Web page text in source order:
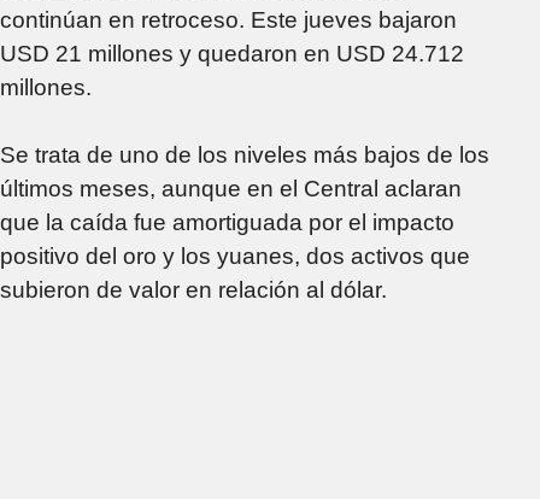
continúan en retroceso. Este jueves bajaron
USD 21 millones y quedaron en USD 24.712
millones.
Se trata de uno de los niveles más bajos de los
últimos meses, aunque en el Central aclaran
que la caída fue amortiguada por el impacto
positivo del oro y los yuanes, dos activos que
subieron de valor en relación al dólar.